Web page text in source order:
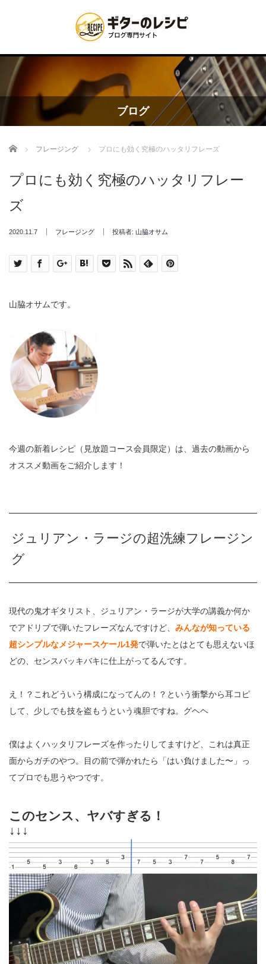
ブログ
Home フレージング プロにも効く究極のハッタリフレーズ
プロにも効く究極のハッタリフレー
ズ
2020.11.7 フレージング 投稿者: 山脇オサム
山脇オサムです。
今週の新着レシピ（見放題コース会員限定）は、過去の動画から
オススメ動画をご紹介します！
ジュリアン・ラージの超洗練フレージン
グ
現代の鬼才ギタリスト、ジュリアン・ラージが大学の講義か何か
でアドリブで弾いたフレーズなんですけど、 みんなが知っている
超シンプルなメジャースケール1発で弾いたとはとても思えないほ
どの、センスバッキバキに仕上がってるんです。
え！？これどういう構成になってんの！？という衝撃から耳コピ
して、少しでも技を盗もうという魂胆ですね。グヘヘ
僕はよくハッタリフレーズを作ったりしてますけど、これは真正
面からガチのやつ。目の前で弾かれたら「はい負けました〜」っ
てプロでも思うやつです。
このセンス、ヤバすぎる！
↓↓↓